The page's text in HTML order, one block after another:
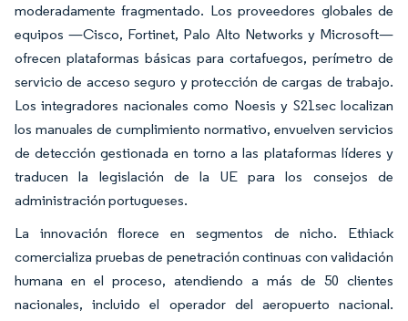
moderadamente fragmentado. Los proveedores globales de
equipos —Cisco, Fortinet, Palo Alto Networks y Microsoft—
ofrecen plataformas básicas para cortafuegos, perímetro de
servicio de acceso seguro y protección de cargas de trabajo.
Los integradores nacionales como Noesis y S21sec localizan
los manuales de cumplimiento normativo, envuelven servicios
de detección gestionada en torno a las plataformas líderes y
traducen la legislación de la UE para los consejos de
administración portugueses.
La innovación florece en segmentos de nicho. Ethiack
comercializa pruebas de penetración continuas con validación
humana en el proceso, atendiendo a más de 50 clientes
nacionales, incluido el operador del aeropuerto nacional.